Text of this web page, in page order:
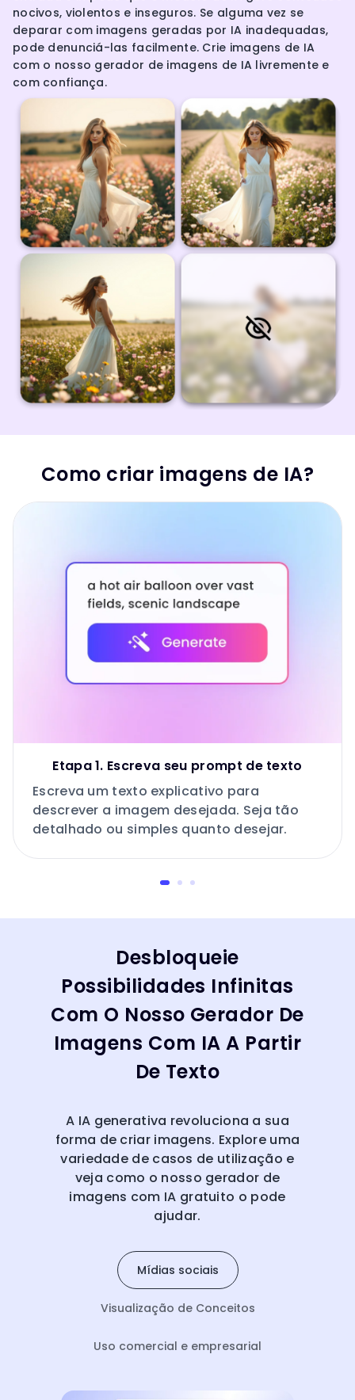
nocivos, violentos e inseguros. Se alguma vez se
deparar com imagens geradas por IA inadequadas,
pode denunciá-las facilmente. Crie imagens de IA
com o nosso gerador de imagens de IA livremente e
com confiança.
Como criar imagens de IA?
Etapa 1. Escreva seu prompt de texto
Escreva um texto explicativo para
descrever a imagem desejada. Seja tão
detalhado ou simples quanto desejar.
Desbloqueie
Possibilidades Infinitas
Com O Nosso Gerador De
Imagens Com IA A Partir
De Texto
A IA generativa revoluciona a sua
forma de criar imagens. Explore uma
variedade de casos de utilização e
veja como o nosso gerador de
imagens com IA gratuito o pode
ajudar.
Mídias sociais
Visualização de Conceitos
Uso comercial e empresarial